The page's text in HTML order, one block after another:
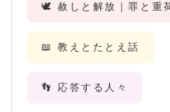
🕊️ 赦しと解放｜罪と重
📖 教えとたとえ話
👣 応答する人々